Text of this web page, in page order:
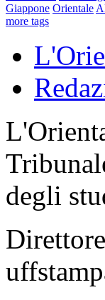
Giappone Orientale
more tags
degli